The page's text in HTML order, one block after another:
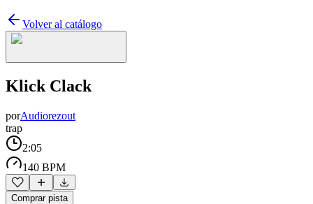
Volver al catálogo
Klick Clack
porAudiorezout
trap
2:05
140 BPM
Comprar pista